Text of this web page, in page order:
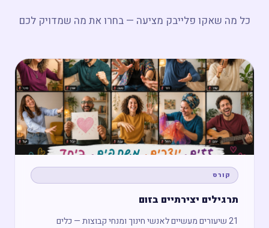
מפגש חשיפה ←
כל מה שאקו פלייבק מציעה — בחרו את מה שמדויק לכם
קורס
תרגילים יצירתיים בזום
21 שיעורים מעשיים לאנשי חינוך ומנחי קבוצות — כלים